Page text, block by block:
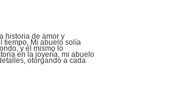
historia de amor y
tiempo. Mi abuelo solía
y él mismo lo
en la joyería, mi abuelo
otorgando a cada